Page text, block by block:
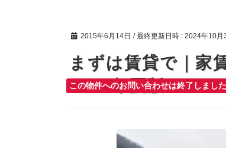
2015年6月14日 / 最終更新日時 : 2024年10月
まずは賃貸で｜家
2015年夏版
この物件へのお問い合わせは終了しました